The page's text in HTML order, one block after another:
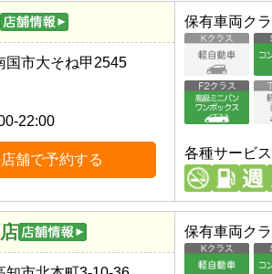
国市大そね甲2545
22:00
舗で予約する
保有車両ク
各種サービス
保有車両ク